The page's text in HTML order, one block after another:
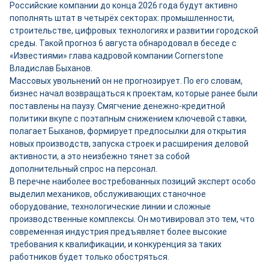
Российские компании до конца 2026 года будут активно
пополнять штат в четырёх секторах: промышленности,
строительстве, цифровых технологиях и развитии городской
среды. Такой прогноз 6 августа обнародовал в беседе с
«Известиями» глава кадровой компании Cornerstone
Владислав Быханов.
Массовых увольнений он не прогнозирует. По его словам,
бизнес начал возвращаться к проектам, которые ранее были
поставлены на паузу. Смягчение денежно-кредитной
политики вкупе с поэтапным снижением ключевой ставки,
полагает Быханов, формирует предпосылки для открытия
новых производств, запуска строек и расширения деловой
активности, а это неизбежно тянет за собой
дополнительный спрос на персонал.
В перечне наиболее востребованных позиций эксперт особо
выделил механиков, обслуживающих станочное
оборудование, технологические линии и сложные
производственные комплексы. Он мотивировал это тем, что
современная индустрия предъявляет более высокие
требования к квалификации, и конкуренция за таких
работников будет только обостряться.